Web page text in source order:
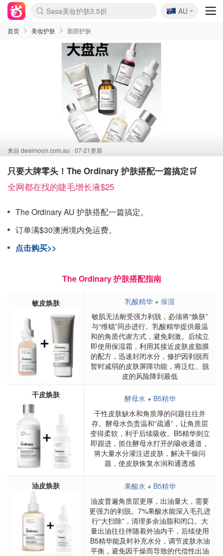
lululemon折扣上新
Sasa美妆护肤3.5折
SSENSE年中3折
FreshBeauty好价汇总
Cettire降价+叠9折
Farfetch折上8折
WWS Coles超市实拍
viagogo二手票捡漏
Myer清仓1折起
The Outnet奢牌1折起
David Jones 3折起
Flannels大牌1折
Perfumes Club护肤1折
AMIRO返校季6.2折
Oweek抽奖送Airpods
Amazon折扣汇总
eToro入金$200送$50
Amazon数码好物
ICONIC本周7.5折
ThedoubleF高奢地板价
Moose Knuckles 6折
丝芙兰5折起
EUFY官网3.7折起
Selenichast首饰2折
Trip机票酒店促销
YSL送5件彩妆礼
Amazon家居好物
BIGBANG巡演开票
David Jones时尚3折
Amazon美妆护肤
雅漾大喷$8
过敏原检测盒$33
伊索独家赠50ml沐浴露
科颜氏清仓3折
SEALIFE海洋馆门票6折
丝塔芙大白罐$16
订阅Newsletter送香薰
Cult Beauty 6.8折
Harrods圣诞日历2.3折
LN-CC奢牌私促3折
d'Alba空姐喷雾$16
EVE LOM套装逆天2折
Bernardelli独家4折
Adore Beauty 6折起
CT圣诞日历
Mytheresa奢品2.7折
Luxury Escapes 9折
Currentbody美容仪9折
卡诗9折+赠4件礼
MOON Garden Live
ALLSAINTS美衣3折
Roborock扫地机3.7折
Tingo Life水杯$24
Valentino官网5折
CR洗发护发6.3折
🇦🇺
AU
首页 美妆护肤 面部护肤
来自 dealmoon.com.au 07-21更新
只要大牌零头！The Ordinary 护肤搭配一篇搞定🛒
全网都在找的睫毛增长液$25
The Ordinary AU 护肤搭配一篇搞定。
订单满$30澳洲境内免运费。
点击购买>>
The Ordinary 护肤搭配指南
敏皮焕肤 乳酸精华 + 保湿
敏肌无法耐受强力剥脱，必须将“焕肤”
与“维稳”同步进行。乳酸精华提供最温
和的角质代谢方式，避免刺激。后续立
即使用保湿霜，利用其接近皮肤皮脂膜
的配方，迅速封闭水分，修护因剥脱而
暂时减弱的皮肤屏障功能，将泛红、脱
皮的风险降到最低
干皮焕肤
酵母水+ B5精华
干性皮肤缺水和角质厚的问题往往并
存。酵母水负责温和“疏通”，让角质层
变得柔软，利于后续吸收。B5精华则立
即跟进，抓住酵母水打开的吸收通道，
将大量水分灌注进皮肤，解决干燥问
题，使皮肤恢复水润和通透感
油皮焕肤 果酸水+ B5精华
油皮普遍角质层更厚，出油量大，需要
更强力的剥脱。7%果酸水能深入毛孔进
行“大扫除”，清理多余油脂和闭口。大
量出油往往伴随着外油内干，后续使用
B5精华能及时补充水分，调节皮肤水油
平衡，避免因干燥而导致的代偿性出油